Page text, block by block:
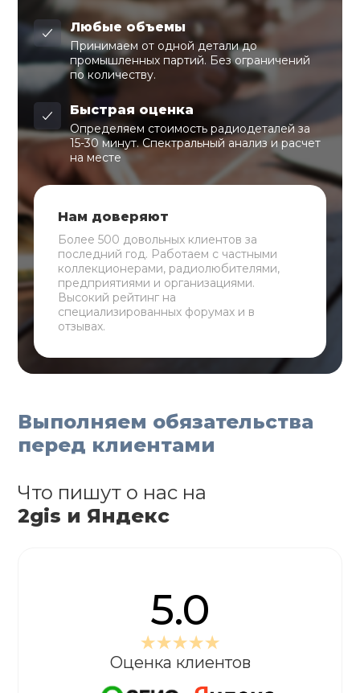
Любые объемы
Принимаем от одной детали до
промышленных партий. Без ограничений
по количеству.
Быстрая оценка
Определяем стоимость радиодеталей за
15-30 минут. Спектральный анализ и расчет
на месте
Нам доверяют
Более 500 довольных клиентов за
последний год. Работаем с частными
коллекционерами, радиолюбителями,
предприятиями и организациями.
Высокий рейтинг на
специализированных форумах и в
отзывах.
Выполняем обязательства
перед клиентами
Что пишут о нас на
2gis и Яндекс
5.0
Оценка клиентов